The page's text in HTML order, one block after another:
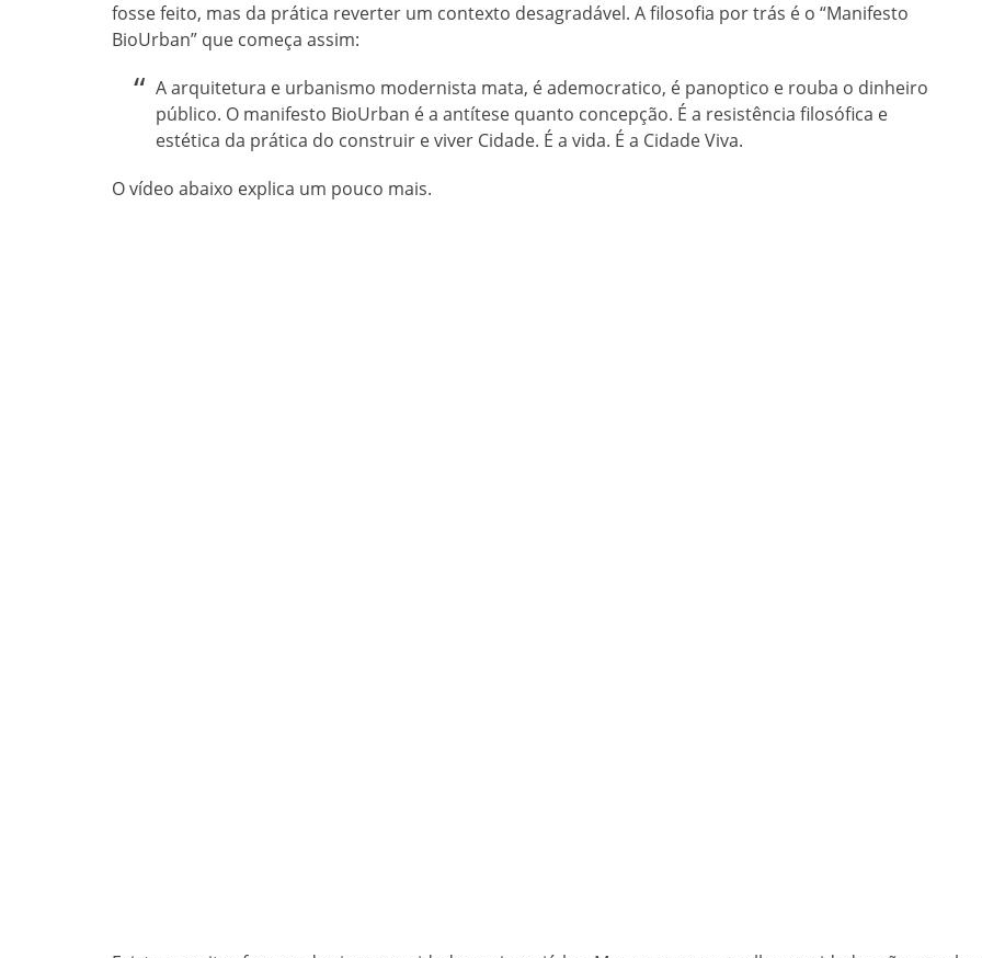
fosse feito, mas da prática reverter um contexto desagradável. A filosofia por trás é o “Manifesto
BioUrban” que começa assim:
A arquitetura e urbanismo modernista mata, é ademocratico, é panoptico e rouba o dinheiro
público. O manifesto BioUrban é a antítese quanto concepção. É a resistência filosófica e
estética da prática do construir e viver Cidade. É a vida. É a Cidade Viva.
O vídeo abaixo explica um pouco mais.